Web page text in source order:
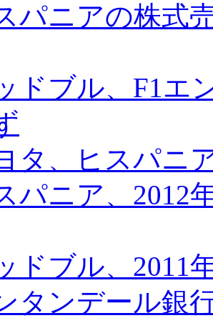
パニアの株式
ドブル、F1エ
タ、ヒスパニ
パニア、2012
ドブル、2011
タンデール銀